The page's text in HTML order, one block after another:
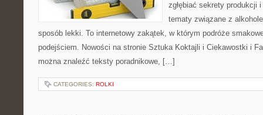
zgłębiać sekrety produkcji
tematy związane z
sposób lekki. To internetowy zakątek, w którym podróże
podejściem. Nowości na stronie Sztuka Koktajli i Ciekawostki i
można znaleźć teksty poradnikowe, […]
CATEGORIES: ROLKI